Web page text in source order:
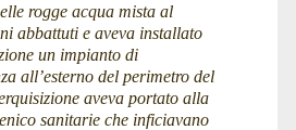
rogge acqua mista al
abbattuti e aveva installato
un impianto di
all’esterno del perimetro del
aveva portato alla
sanitarie che inficiavano